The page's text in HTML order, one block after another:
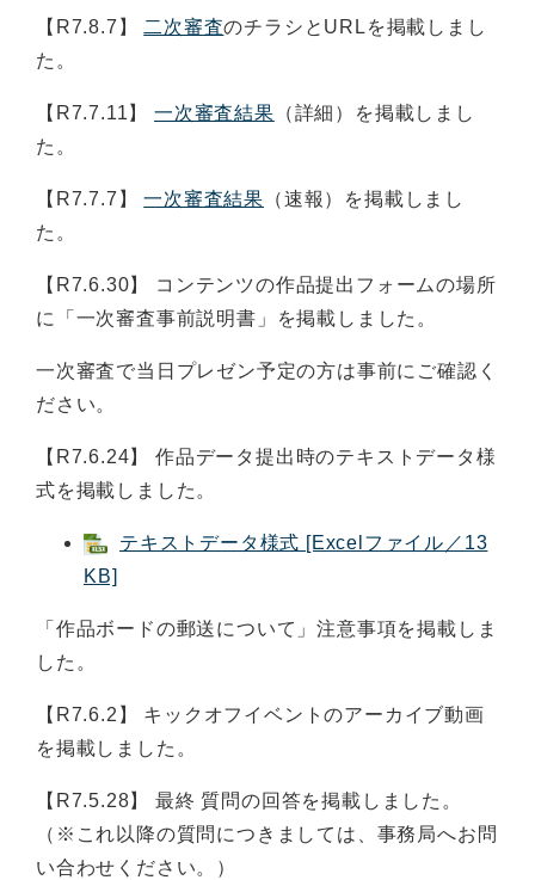
【R7.8.7】 二次審査のチラシとURLを掲載しまし
た。
【R7.7.11】 一次審査結果 （詳細）を掲載しまし
た。
【R7.7.7】一次審査結果 （速報）を掲載しまし
た。
【R7.6.30】 コンテンツの作品提出フォームの場所
に「一次審査事前説明書」を掲載しました。
一次審査で当日プレゼン予定の方は事前にご確認く
ださい。
【R7.6.24】 作品データ提出時のテキストデータ様
式を掲載しました。
テキストデータ様式 [Excelファイル／13
KB]
「作品ボードの郵送について」注意事項を掲載しま
した。
【R7.6.2】 キックオフイベントのアーカイブ動画
を掲載しました。
【R7.5.28】 最終 質問の回答を掲載しました。
（※これ以降の質問につきましては、事務局へお問
い合わせください。）